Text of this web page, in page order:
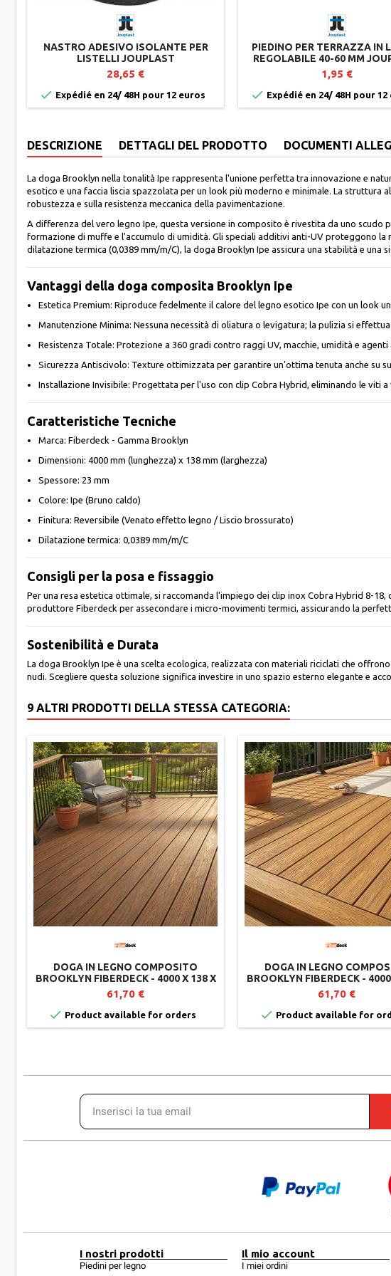
NASTRO ADESIVO ISOLANTE PER
LISTELLI JOUPLAST
28,65 €
 Expédié en 24/ 48H pour 12 euros
PIEDINO PER TERRAZZA IN
REGOLABILE 40-60 MM
1,95 €
 Expédié en 24/ 48H pour 12
DESCRIZIONE DETTAGLI DEL PRODOTTO DOCUMENTI
La doga Brooklyn nella tonalità Ipe rappresenta l'unione perfetta tra innovazione e
esotico e una faccia liscia spazzolata per un look più moderno e minimale. La
robustezza e sulla resistenza meccanica della pavimentazione.
A differenza del vero legno Ipe, questa versione in composito è rivestita da uno
formazione di muffe e l'accumulo di umidità. Gli speciali additivi anti-UV proteggono
dilatazione termica (0,0389 mm/m/C), la doga Brooklyn Ipe assicura una stabilità e una
Vantaggi della doga composita Brooklyn Ipe
Estetica Premium: Riproduce fedelmente il calore del legno esotico Ipe con un look
Manutenzione Minima: Nessuna necessità di oliatura o levigatura; la pulizia si
Resistenza Totale: Protezione a 360 gradi contro raggi UV, macchie, umidità e
Sicurezza Antiscivolo: Texture ottimizzata per garantire un'ottima tenuta anche su
Installazione Invisibile: Progettata per l'uso con clip Cobra Hybrid, eliminando le viti
Caratteristiche Tecniche
Marca: Fiberdeck - Gamma Brooklyn
Dimensioni: 4000 mm (lunghezza) x 138 mm (larghezza)
Spessore: 23 mm
Colore: Ipe (Bruno caldo)
Finitura: Reversibile (Venato effetto legno / Liscio brossurato)
Dilatazione termica: 0,0389 mm/m/C
Consigli per la posa e fissaggio
Per una resa estetica ottimale, si raccomanda l'impiego dei clip inox Cobra Hybrid 8-
produttore Fiberdeck per assecondare i micro-movimenti termici, assicurando la
Sostenibilità e Durata
La doga Brooklyn Ipe è una scelta ecologica, realizzata con materiali riciclati che
nudi. Scegliere questa soluzione significa investire in uno spazio esterno elegante e
9 ALTRI PRODOTTI DELLA STESSA CATEGORIA:
DOGA IN LEGNO COMPOSITO
BROOKLYN FIBERDECK - 4000 X 138 X
23 MM - COLORE TEAK
61,70 €
 Product available for orders
DOGA IN LEGNO
BROOKLYN FIBERDECK -
23 MM - COLORE CEDAR
61,70 €
 Product available for
I nostri prodotti
Piedini per legno
Il mio account
I miei ordini